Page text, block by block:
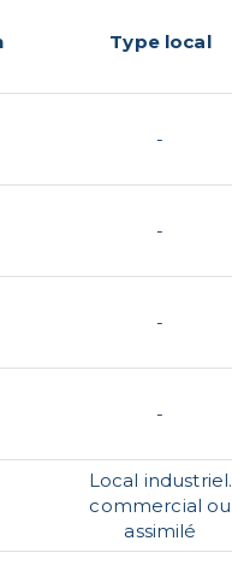
Type local
-
-
-
-
Local industriel.
commercial ou
assimilé